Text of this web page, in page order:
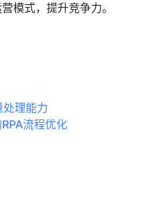
模式，提升竞争力。
理能力
流程优化